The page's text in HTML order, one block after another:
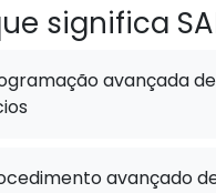
significa
avançada
avançado